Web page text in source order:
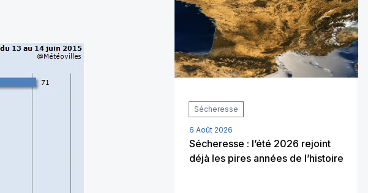
Sécheresse
6 Août 2026
Sécheresse : l’été 2026 rejoint
déjà les pires années de l’histoire